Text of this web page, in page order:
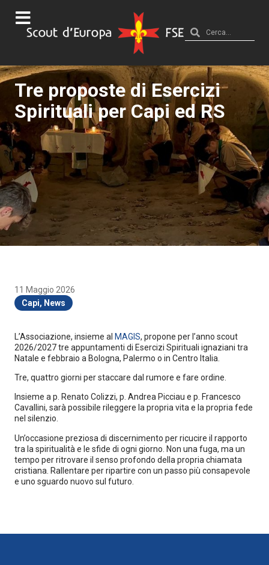
Tre proposte di Esercizi
Spirituali per Capi ed RS
11 Maggio 2026
Capi, News
L’Associazione, insieme al MAGIS, propone per l’anno scout
2026/2027 tre appuntamenti di Esercizi Spirituali ignaziani tra
Natale e febbraio a Bologna, Palermo o in Centro Italia.
Tre, quattro giorni per staccare dal rumore e fare ordine.
Insieme a p. Renato Colizzi, p. Andrea Picciau e p. Francesco
Cavallini, sarà possibile rileggere la propria vita e la propria fede
nel silenzio.
Un’occasione preziosa di discernimento per ricucire il rapporto
tra la spiritualità e le sfide di ogni giorno. Non una fuga, ma un
tempo per ritrovare il senso profondo della propria chiamata
cristiana. Rallentare per ripartire con un passo più consapevole
e uno sguardo nuovo sul futuro.